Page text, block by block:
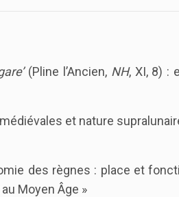
(Pline l’Ancien, NH, XI, 8) :
et nature
des règnes : place et
Moyen Âge »